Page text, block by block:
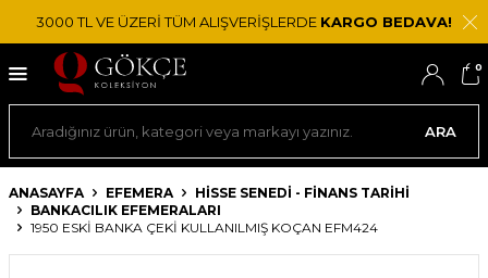
3000 TL VE ÜZERİ TÜM ALIŞVERİŞLERDE KARGO BEDAVA!
ARA
0
ANASAYFA EFEMERA
HISSE SENEDI - FINANS TARIHI
BANKACILIK EFEMERALARI
1950 ESKI BANKA ÇEKI KULLANILMIŞ KOÇAN EFM424